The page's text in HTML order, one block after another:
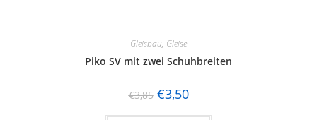
Gleisbau, Gleise
Piko SV mit zwei Schuhbreiten
€3,85 €3,50